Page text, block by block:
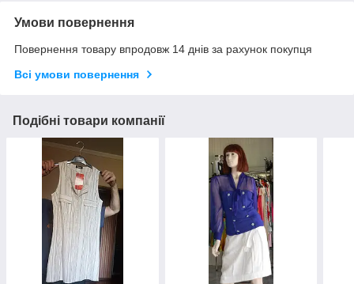
Умови повернення
Повернення товару впродовж 14 днів за рахунок покупця
Всі умови повернення
Подібні товари компанії